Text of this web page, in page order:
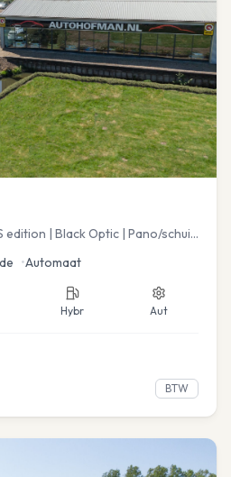
edition | Black Optic | Pano/schuif
•Automaat
Hybr Aut
BTW